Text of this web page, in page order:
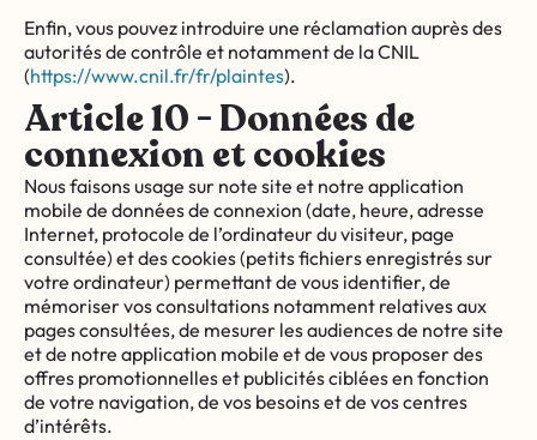
Enfin, vous pouvez introduire une réclamation auprès des
autorités de contrôle et notamment de la CNIL
(https://www.cnil.fr/fr/plaintes).
Article 10 - Données de
connexion et cookies
Nous faisons usage sur note site et notre application
mobile de données de connexion (date, heure, adresse
Internet, protocole de l’ordinateur du visiteur, page
consultée) et des cookies (petits fichiers enregistrés sur
votre ordinateur) permettant de vous identifier, de
mémoriser vos consultations notamment relatives aux
pages consultées, de mesurer les audiences de notre site
et de notre application mobile et de vous proposer des
offres promotionnelles et publicités ciblées en fonction
de votre navigation, de vos besoins et de vos centres
d’intérêts.